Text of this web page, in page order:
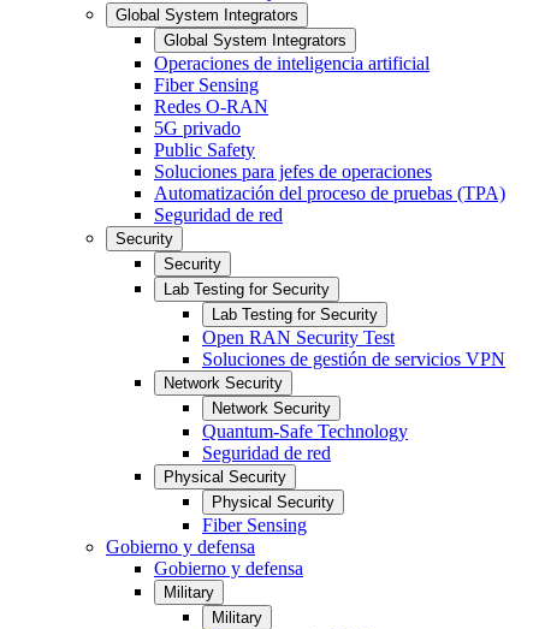
Global System Integrators
Global System Integrators
Operaciones de inteligencia artificial
Fiber Sensing
Redes O-RAN
5G privado
Public Safety
Soluciones para jefes de operaciones
Automatización del proceso de pruebas (TPA)
Seguridad de red
Security
Security
Lab Testing for Security
Lab Testing for Security
Open RAN Security Test
Soluciones de gestión de servicios VPN
Network Security
Network Security
Quantum-Safe Technology
Seguridad de red
Physical Security
Physical Security
Fiber Sensing
Gobierno y defensa
Gobierno y defensa
Military
Military